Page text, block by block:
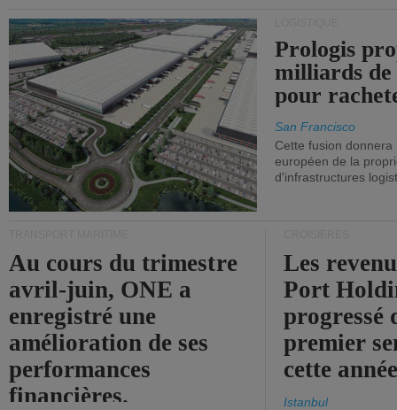
Prologis
milliards
pour
San Francisco
Cette fusion
européen de la
d'infrastructures
Au cours du trimestre
avril-juin, ONE a
enregistré une
amélioration de ses
performances
financières.
Les
Port
progressé
premier
cette
Istanbul